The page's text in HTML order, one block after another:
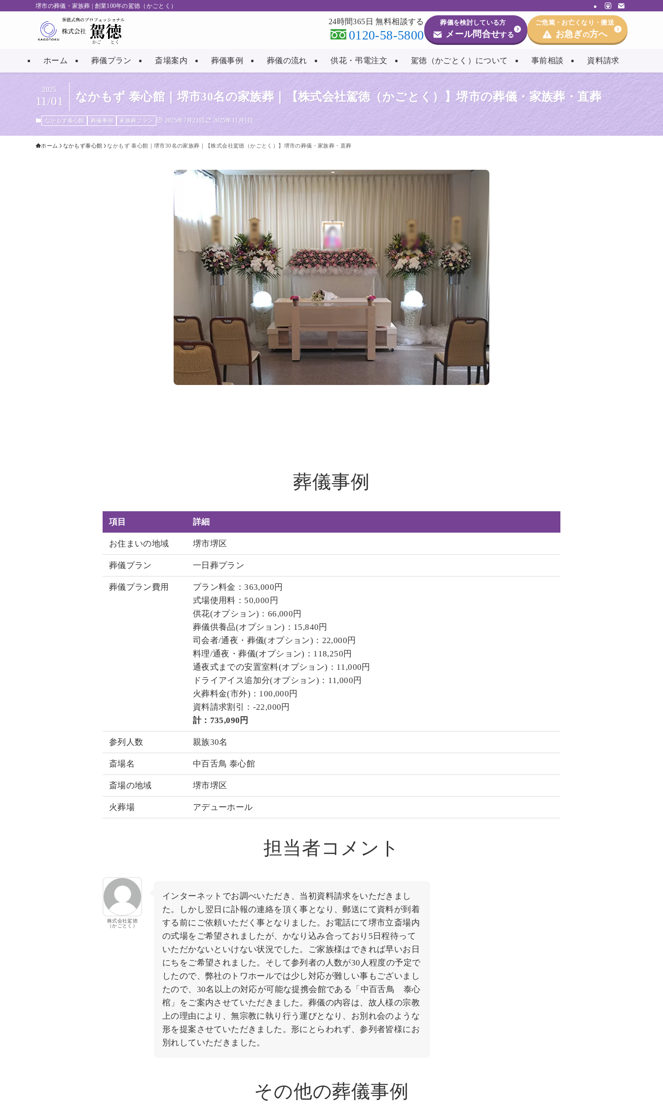
堺市の葬儀・家族葬 | 創業100年の駕徳（かごとく）
ホーム 葬儀プラン 斎場案内 葬儀事例 葬儀の流れ 供花・弔電注文 駕徳（かごとく）について 事前相談 資料請求
24時間365日 無料相談する
0120-58-5800
葬儀を検討している方
メール問合せする
ご危篤・お亡くなり・搬送
お急ぎの方へ
なかもず 泰心館｜堺市30名の家族葬｜【株式会社駕徳（かごとく）】堺市の葬儀・家族葬・直葬
2025
11/01
なかもず泰心館 葬儀事例 家族葬プラン 2025年7月21日 2025年11月1日
ホーム なかもず泰心館 なかもず 泰心館｜堺市30名の家族葬｜【株式会社駕徳（かごとく）】堺市の葬儀・家族葬・直葬
葬儀事例
項目 詳細
お住まいの地域 堺市堺区
葬儀プラン 一日葬プラン
葬儀プラン費用
プラン料金：363,000円
式場使用料：50,000円
供花(オプション)：66,000円
葬儀供養品(オプション)：15,840円
司会者/通夜・葬儀(オプション)：22,000円
料理/通夜・葬儀(オプション)：118,250円
通夜式までの安置室料(オプション)：11,000円
ドライアイス追加分(オプション)：11,000円
火葬料金(市外)：100,000円
資料請求割引：-22,000円
計：735,090円
参列人数 親族30名
斎場名 中百舌鳥 泰心館
斎場の地域 堺市堺区
火葬場 アデューホール
担当者コメント
株式会社駕徳
（かごとく）
インターネットでお調べいただき、当初資料請求をいただきまし
た。しかし翌日に訃報の連絡を頂く事となり、郵送にて資料が到着
する前にご依頼いただく事となりました。お電話にて堺市立斎場内
の式場をご希望されましたが、かなり込み合っており5日程待って
いただかないといけない状況でした。ご家族様はできれば早いお日
にちをご希望されました。そして参列者の人数が30人程度の予定で
したので、弊社のトワホールでは少し対応が難しい事もございまし
たので、30名以上の対応が可能な提携会館である「中百舌鳥 泰心
棺」をご案内させていただきました。葬儀の内容は、故人様の宗教
上の理由により、無宗教に執り行う運びとなり、お別れ会のような
形を提案させていただきました。形にとらわれず、参列者皆様にお
別れしていただきました。
その他の葬儀事例